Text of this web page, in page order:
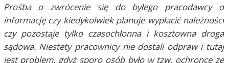
Prośba o zwrócenie się do byłego pracodawcy o
informację czy kiedykolwiek planuje wypłacić należności
czy pozostaje tylko czasochłonna i kosztowna droga
sądowa. Niestety pracownicy nie dostali odpraw i tutaj
jest problem, gdyż sporo osób było w tzw. ochronce ze